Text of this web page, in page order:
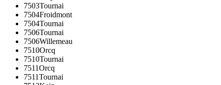
7503Tournai
7504Froidmont
7504Tournai
7506Tournai
7506Willemeau
7510Orcq
7510Tournai
7511Orcq
7511Tournai